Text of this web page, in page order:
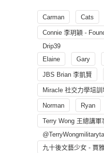
Carman Cats
Connie 李玥穎 -
Drip39
Elaine
Gary
JBS Brian 李凱賢
Miracle 社交力學培訓
Norman Ryan
Terry Wong 王總講軍
九十後文藝少女 - 賈